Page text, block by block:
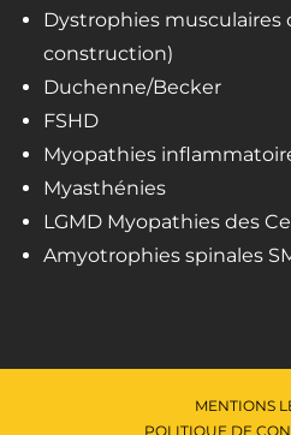
Dystrophies musculaires
construction)
Duchenne/Becker
FSHD
Myopathies
Myasthénies
LGMD Myopathies des
Amyotrophies spinales
MENTIONS
POLITIQUE DE